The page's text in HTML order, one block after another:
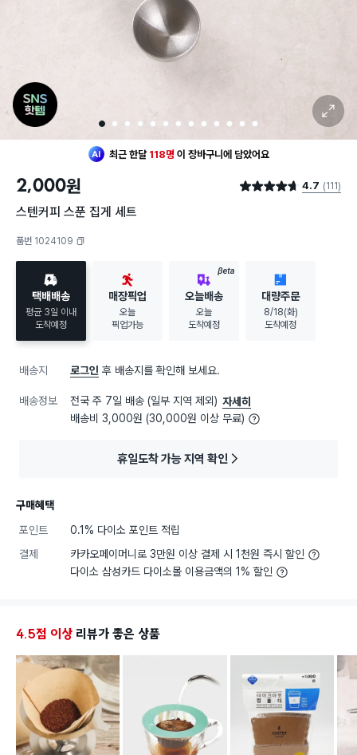
1 2 3 4 5 6 7 8 9 10 11 12 13
확대 보기
최근 한달 118명 이 장바구니에 담았어요
장바구니에 담았어요
2,000원 별점 4.7점 4.7 (111)
스텐커피 스푼 집게 세트
품번 1024109
택배배송
평균 3일 이내
도착예정
매장픽업
오늘
픽업가능
BETA
오늘배송
오늘
도착예정
대량주문
8/18(화)
도착예정
배송지 로그인 후 배송지를 확인해 보세요.
배송정보 전국 주 7일 배송 (일부 지역 제외) 자세히
배송비 3,000원 (30,000원 이상 무료)
휴일도착 가능 지역 확인
구매혜택
포인트
0.1% 다이소 포인트 적립
결제
카카오페이머니로 3만원 이상 결제 시 1천원 즉시 할인
다이소 삼성카드 다이소몰 이용금액의 1% 할인
4.5점 이상 리뷰가 좋은 상품